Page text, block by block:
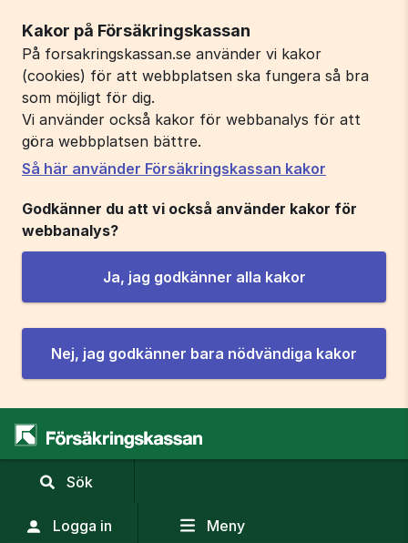
Kakor på Försäkringskassan
På forsakringskassan.se använder vi kakor
(cookies) för att webbplatsen ska fungera så bra
som möjligt för dig.
Vi använder också kakor för webbanalys för att
göra webbplatsen bättre.
Så här använder Försäkringskassan kakor
Godkänner du att vi också använder kakor för
webbanalys?
Ja, jag godkänner alla kakor
Nej, jag godkänner bara nödvändiga kakor
Sök
sökfält
Logga in Meny